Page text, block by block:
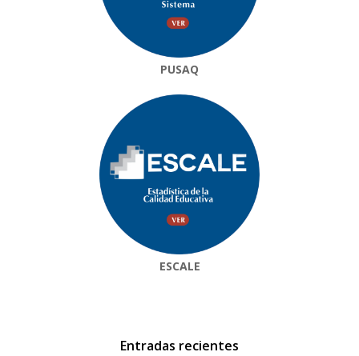
PUSAQ
ESCALE
Entradas recientes